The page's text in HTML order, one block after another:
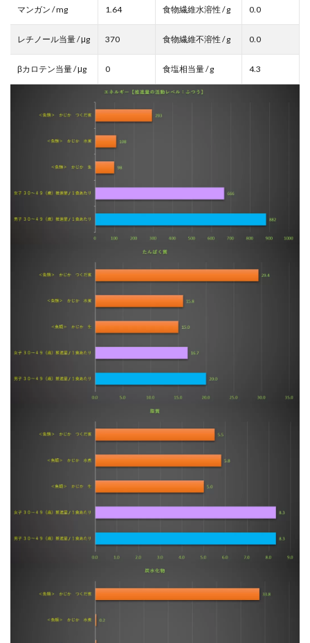
マンガン / mg 1.64 食物繊維水溶性 / g 0.0
レチノール当量 / μg 370 食物繊維不溶性 / g 0.0
βカロテン当量 / μg 0 食塩相当量 / g 4.3